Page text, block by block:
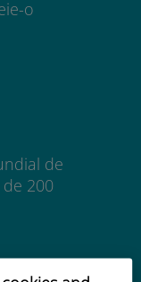
o
de
200